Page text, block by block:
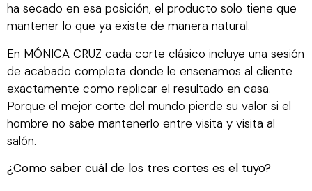
ha secado en esa posición, el producto solo tiene que
mantener lo que ya existe de manera natural.
En MÓNICA CRUZ cada corte clásico incluye una sesión
de acabado completa donde le ensenamos al cliente
exactamente como replicar el resultado en casa.
Porque el mejor corte del mundo pierde su valor si el
hombre no sabe mantenerlo entre visita y visita al
salón.
¿Como saber cuál de los tres cortes es el tuyo?